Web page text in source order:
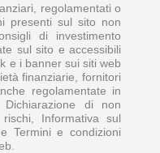
regolamentati o
presenti sul sito non
di investimento
sul sito e accessibili
e i banner sui siti web
finanziarie, fornitori
regolamentate in
di non
Informativa sul
Termini e condizioni